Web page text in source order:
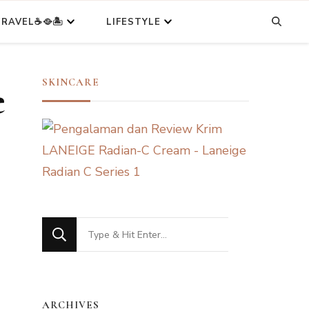
LIFESTYLE
SKINCARE
Looking
for
ARCHIVES